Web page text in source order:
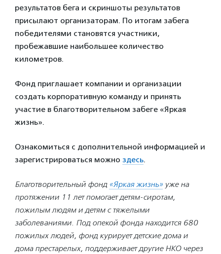
результатов бега и скриншоты результатов
присылают организаторам. По итогам забега
победителями становятся участники,
пробежавшие наибольшее количество
километров.
Фонд приглашает компании и организации
создать корпоративную команду и принять
участие в благотворительном забеге «Яркая
жизнь».
Ознакомиться с дополнительной информацией и
зарегистрироваться можно здесь.
Благотворительный фонд «Яркая жизнь» уже на
протяжении 11 лет помогает детям-сиротам,
пожилым людям и детям с тяжелыми
заболеваниями. Под опекой фонда находится 680
пожилых людей, фонд курирует детские дома и
дома престарелых, поддерживает другие НКО через